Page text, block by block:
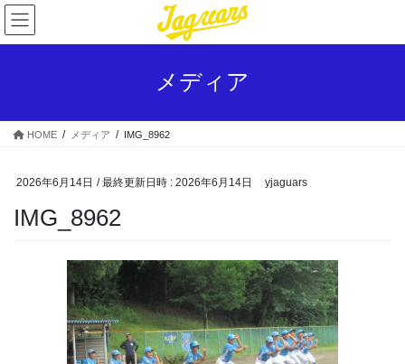
コ
ン
テ
ス
ナ
ビ
ゲ
ン
メディア
HOME メディア IMG_8962
2026年6月14日 / 最終更新日時 : 2026年6月14日 yjaguars
IMG_8962